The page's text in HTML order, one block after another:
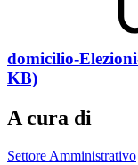
domicilio-
KB)
A cura di
Settore Amministrativo